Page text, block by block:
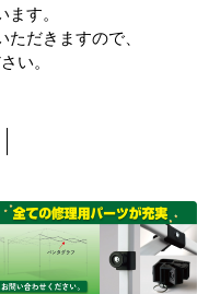
す。
だきますので、
い。